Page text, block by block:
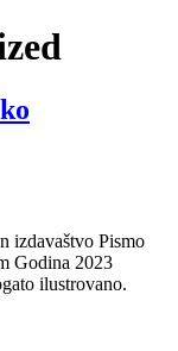
izdavaštvo Pismo
Godina 2023
ilustrovano.